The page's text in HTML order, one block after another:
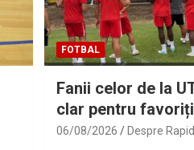
FOTBAL
Fanii celor de la
clar pentru
derby-ul cu Rapid
06/08/2026 Despre Rapid